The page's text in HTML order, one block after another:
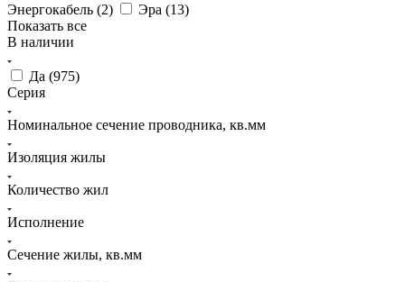
Энергокабель (2) Эра (13)
Показать все
В наличии
Да (975)
Серия
Номинальное сечение проводника, кв.мм
Изоляция жилы
Количество жил
Исполнение
Сечение жилы, кв.мм